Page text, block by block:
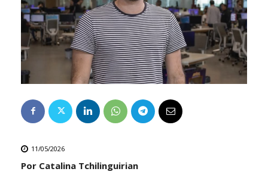
11/05/2026
Por Catalina Tchilinguirian